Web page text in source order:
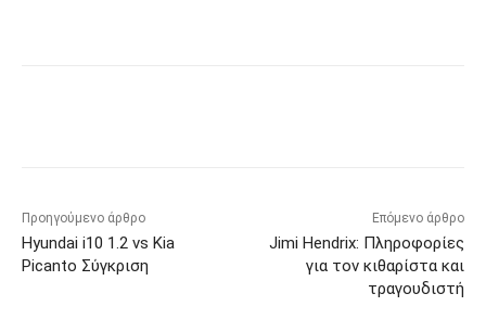
Προηγούμενο άρθρο
Hyundai i10 1.2 vs Kia
Picanto Σύγκριση
Επόμενο άρθρο
Jimi Hendrix: Πληροφορίες
για τον κιθαρίστα και
τραγουδιστή